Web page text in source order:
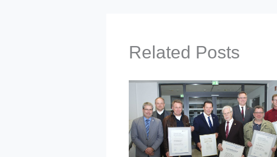
Related Posts